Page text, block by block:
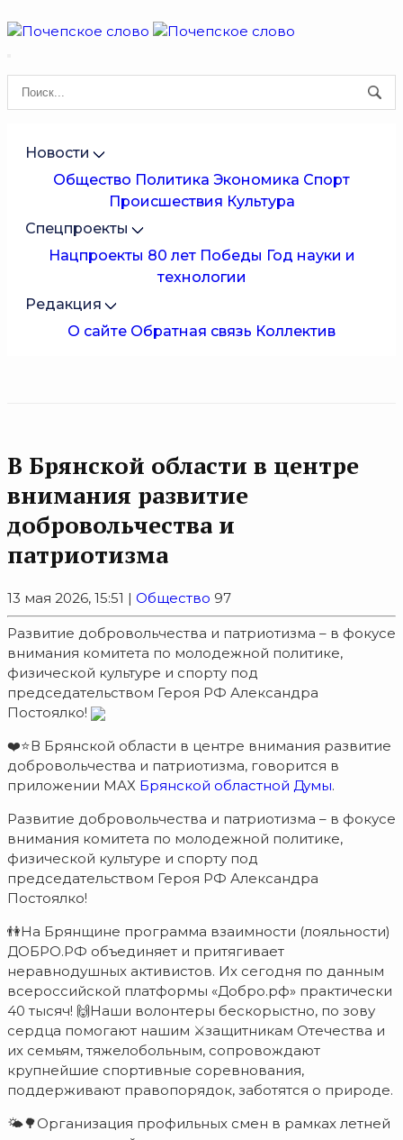
Новости
Общество Политика Экономика Спорт
Происшествия Культура
Спецпроекты
Нацпроекты 80 лет Победы Год науки и
технологии
Редакция
О сайте Обратная связь Коллектив
В Брянской области в центре
внимания развитие
добровольчества и
патриотизма
13 мая 2026, 15:51 | Общество 97
Развитие добровольчества и патриотизма – в фокусе
внимания комитета по молодежной политике,
физической культуре и спорту под
председательством Героя РФ Александра
Постоялко!
❤️⭐В Брянской области в центре внимания развитие
добровольчества и патриотизма, говорится в
приложении МАХ Брянской областной Думы.
Развитие добровольчества и патриотизма – в фокусе
внимания комитета по молодежной политике,
физической культуре и спорту под
председательством Героя РФ Александра
Постоялко!
👫На Брянщине программа взаимности (лояльности)
ДОБРО.РФ объединяет и притягивает
неравнодушных активистов. Их сегодня по данным
всероссийской платформы «Добро.рф» практически
40 тысяч! 🙌Наши волонтеры бескорыстно, по зову
сердца помогают нашим ⚔️защитникам Отечества и
их семьям, тяжелобольным, сопровождают
крупнейшие спортивные соревнования,
поддерживают правопорядок, заботятся о природе.
🌤🌳Организация профильных смен в рамках летней